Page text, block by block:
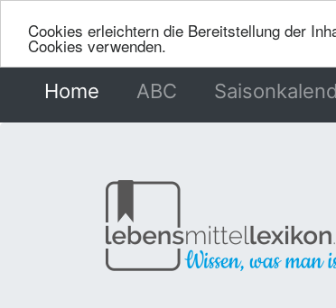
Cookies erleichtern die Bereitstellung der
Cookies verwenden.
Home (current)
ABC